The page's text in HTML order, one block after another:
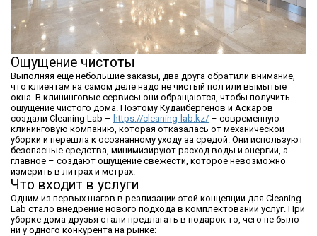
Ощущение чистоты
Выполняя еще небольшие заказы, два друга обратили внимание,
что клиентам на самом деле надо не чистый пол или вымытые
окна. В клининговые сервисы они обращаются, чтобы получить
ощущение чистого дома. Поэтому Кудайбергенов и Аскаров
создали Cleaning Lab – https://cleaning-lab.kz/ – современную
клининговую компанию, которая отказалась от механической
уборки и перешла к осознанному уходу за средой. Они используют
безопасные средства, минимизируют расход воды и энергии, а
главное – создают ощущение свежести, которое невозможно
измерить в литрах и метрах.
Что входит в услуги
Одним из первых шагов в реализации этой концепции для Cleaning
Lab стало внедрение нового подхода в комплектовании услуг. При
уборке дома друзья стали предлагать в подарок то, чего не было
ни у одного конкурента на рынке: